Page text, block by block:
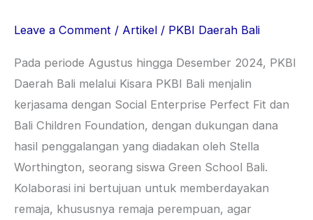
Leave a Comment / Artikel / PKBI Daerah Bali
Pada periode Agustus hingga Desember 2024, PKBI
Daerah Bali melalui Kisara PKBI Bali menjalin
kerjasama dengan Social Enterprise Perfect Fit dan
Bali Children Foundation, dengan dukungan dana
hasil penggalangan yang diadakan oleh Stella
Worthington, seorang siswa Green School Bali.
Kolaborasi ini bertujuan untuk memberdayakan
remaja, khususnya remaja perempuan, agar